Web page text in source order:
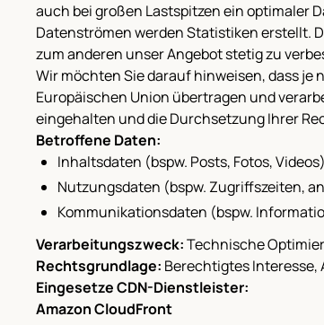
auch bei großen Lastspitzen ein optimaler
Datenströmen werden Statistiken erstellt.
zum anderen unser Angebot stetig zu
Wir möchten Sie darauf hinweisen, dass
Europäischen Union übertragen und
eingehalten und die Durchsetzung Ihrer
Betroffene Daten:
Inhaltsdaten (bspw. Posts, Fotos, Videos)
Nutzungsdaten (bspw. Zugriffszeiten,
Kommunikationsdaten (bspw.
Verarbeitungszweck:Technische
Rechtsgrundlage: Berechtigtes Interesse,
Eingesetze CDN-Dienstleister:
Amazon CloudFront